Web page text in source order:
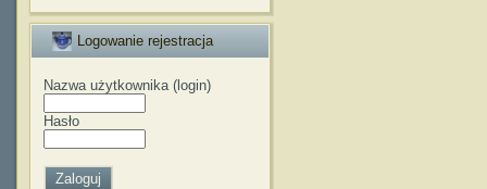
Logowanie rejestracja
Nazwa użytkownika (login)
Hasło